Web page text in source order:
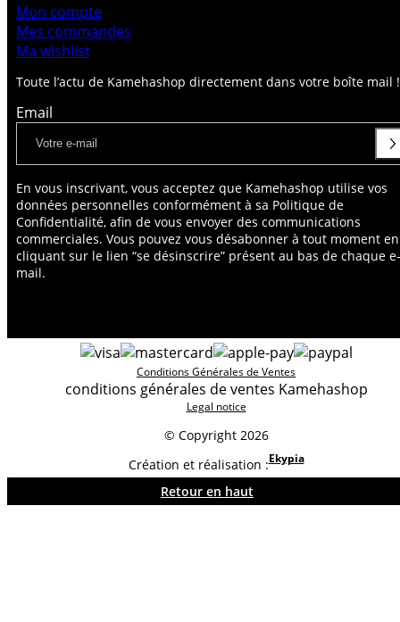
Toute l’actu de Kamehashop directement dans votre boîte mail !
Email
En vous inscrivant, vous acceptez que Kamehashop utilise vos
données personnelles conformément à sa Politique de
Confidentialité, afin de vous envoyer des communications
commerciales. Vous pouvez vous désabonner à tout moment en
cliquant sur le lien “se désinscrire” présent au bas de chaque e-
mail.
Mon compte
Mes commandes
Ma wishlist
© Copyright 2026
Conditions Générales de Ventes
conditions générales de ventes Kamehashop
Legal notice
Création et réalisation :Ekypia
Retour en haut